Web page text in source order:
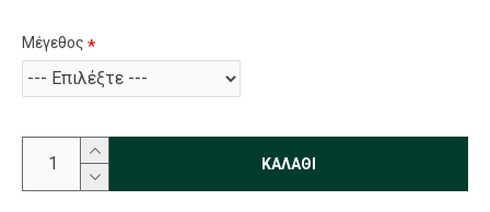
Μέγεθος
ΚΑΛΆΘΙ